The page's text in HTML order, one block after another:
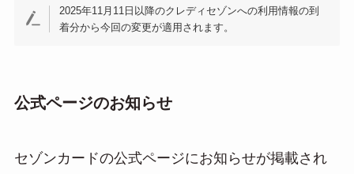
2025年11月11日以降のクレディセゾンへの利用情報の到
着分から今回の変更が適用されます。
公式ページのお知らせ
セゾンカードの公式ページにお知らせが掲載され